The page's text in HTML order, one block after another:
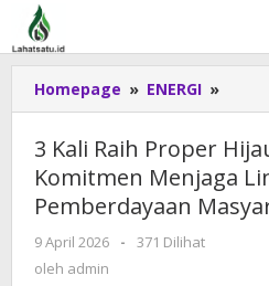
Lewati
konten
Homepage » ENERGI »
Kali
Hijau,
PLTU
3 Kali Raih Proper
Komitmen Menjaga
Pemberdayaan
9 April 2026
oleh
-
371 Dilihat
oleh admin